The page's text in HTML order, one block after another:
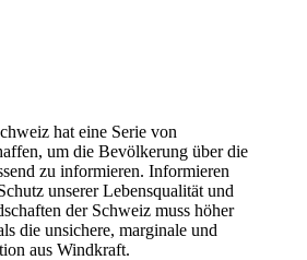
hat eine Serie von
um die Bevölkerung über die
zu informieren. Informieren
unserer Lebensqualität und
der Schweiz muss höher
die unsichere, marginale und
aus Windkraft.